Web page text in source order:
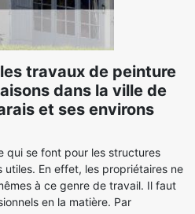
travaux de peinture
dans la ville de
et ses environs
qui se font pour les structures
En effet, les propriétaires ne
à ce genre de travail. Il faut
en la matière. Par